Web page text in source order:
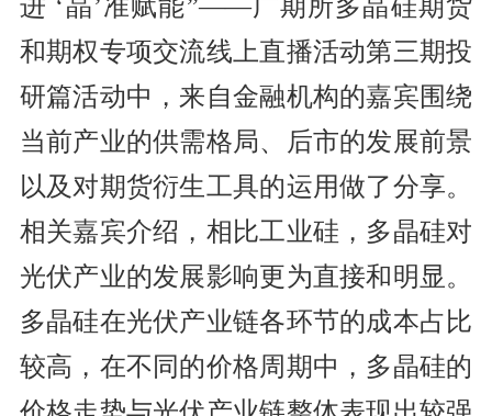
进 ‘晶’准赋能”——广期所多晶硅期货
和期权专项交流线上直播活动第三期投
研篇活动中，来自金融机构的嘉宾围绕
当前产业的供需格局、后市的发展前景
以及对期货衍生工具的运用做了分享。
相关嘉宾介绍，相比工业硅，多晶硅对
光伏产业的发展影响更为直接和明显。
多晶硅在光伏产业链各环节的成本占比
较高，在不同的价格周期中，多晶硅的